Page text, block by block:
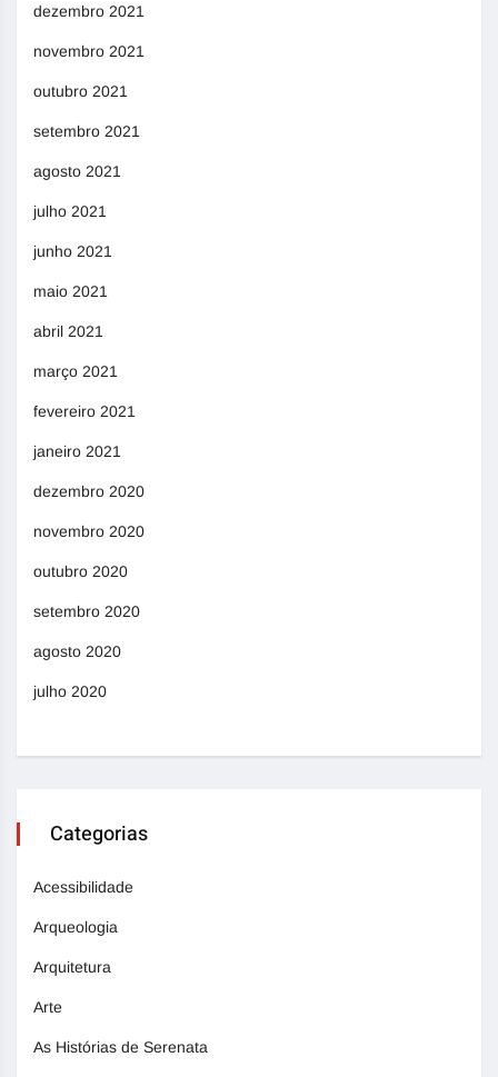
dezembro 2021
novembro 2021
outubro 2021
setembro 2021
agosto 2021
julho 2021
junho 2021
maio 2021
abril 2021
março 2021
fevereiro 2021
janeiro 2021
dezembro 2020
novembro 2020
outubro 2020
setembro 2020
agosto 2020
julho 2020
Categorias
Acessibilidade
Arqueologia
Arquitetura
Arte
As Histórias de Serenata